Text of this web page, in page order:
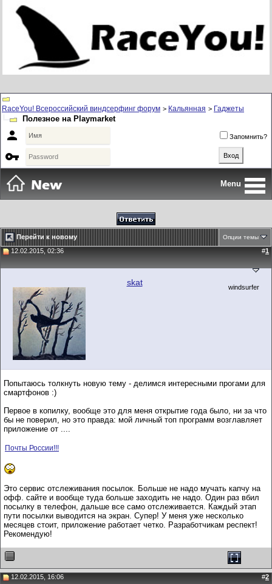
RaceYou! Всероссийский виндсерфинг форум > Кальянная > Гаджеты
Полезное на Playmarket
 Запомнить?

Menu
Перейти к новому Опции темы
12.02.2015, 02:36 #1
skat windsurfer
Попытаюсь толкнуть новую тему - делимся интересными прогами для
смартфонов :)
Первое в копилку, вообще это для меня открытие года было, ни за что
бы не поверил, но это правда: мой личный топ программ возглавляет
приложение от ....
Почты России!!!
Это сервис отслеживания посылок. Больше не надо мучать капчу на
офф. сайте и вообще туда больше заходить не надо. Один раз вбил
посылку в телефон, дальше все само отслеживается. Каждый этап
пути посылки выводится на экран. Супер! У меня уже несколько
месяцев стоит, приложение работает четко. Разработчикам респект!
Рекомендую!
12.02.2015, 16:06 #2